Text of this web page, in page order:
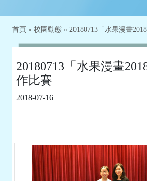
首頁 » 校園動態 » 20180713「水果漫畫
20180713「水果漫畫
作比賽
2018-07-16